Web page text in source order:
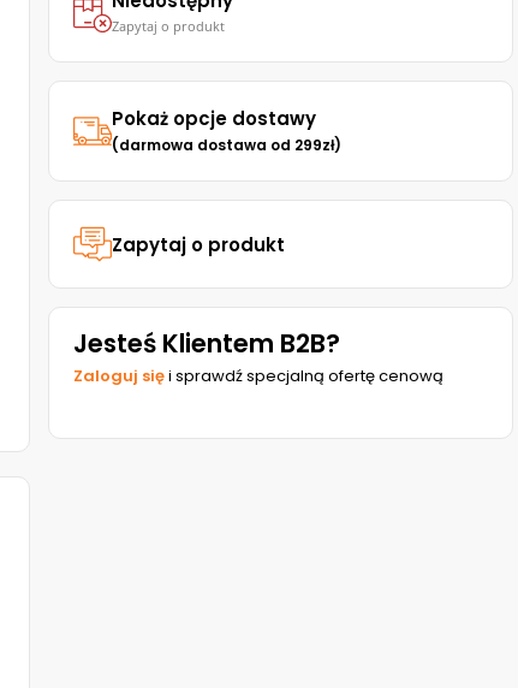
Zapytaj o produkt
Pokaż opcje dostawy
(darmowa dostawa od 299zł)
Zapytaj o produkt
Jesteś Klientem B2B?
Zaloguj sięi sprawdź specjalną ofertę cenową